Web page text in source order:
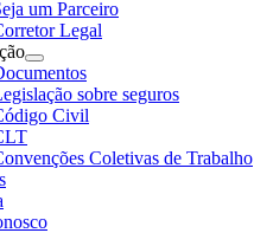
um Parceiro
Legal
sobre seguros
Civil
Coletivas de Trabalho